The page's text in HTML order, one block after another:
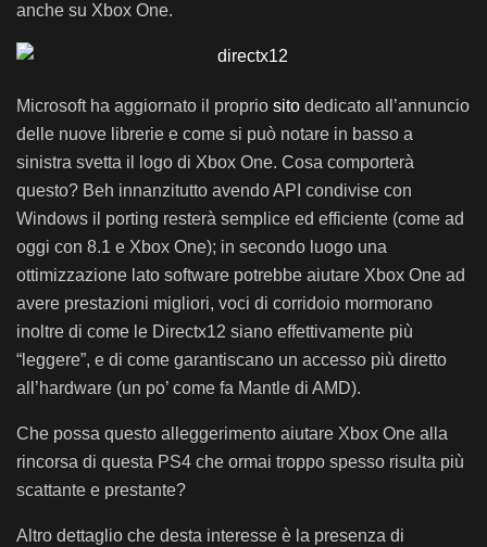
anche su Xbox One.
Microsoft ha aggiornato il proprio sito dedicato all’annuncio
delle nuove librerie e come si può notare in basso a
sinistra svetta il logo di Xbox One. Cosa comporterà
questo? Beh innanzitutto avendo API condivise con
Windows il porting resterà semplice ed efficiente (come ad
oggi con 8.1 e Xbox One); in secondo luogo una
ottimizzazione lato software potrebbe aiutare Xbox One ad
avere prestazioni migliori, voci di corridoio mormorano
inoltre di come le Directx12 siano effettivamente più
“leggere”, e di come garantiscano un accesso più diretto
all’hardware (un po’ come fa Mantle di AMD).
Che possa questo alleggerimento aiutare Xbox One alla
rincorsa di questa PS4 che ormai troppo spesso risulta più
scattante e prestante?
Altro dettaglio che desta interesse è la presenza di